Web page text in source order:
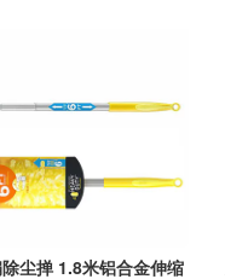
尘掸 1.8米铝合金伸缩